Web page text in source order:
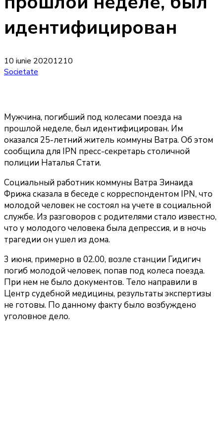
идентифицирован
10 iunie 20201210
Societate
Мужчина, погибший под колесами поезда на
прошлой неделе, был идентифицирован. Им
оказался 25-летний житель коммуны Ватра. Об этом
сообщила для IPN пресс-секретарь столичной
полиции Наталья Стати.
Социальный работник коммуны Ватра Зинаида
Фрижа сказала в беседе с корреспондентом IPN, что
молодой человек не состоял на учете в социальной
службе. Из разговоров с родителями стало известно,
что у молодого человека была депрессия, и в ночь
трагедии он ушел из дома.
3 июня, примерно в 02.00, возле станции Гидигич
погиб молодой человек, попав под колеса поезда.
При нем не было документов. Тело направили в
Центр судебной медицины, результаты экспертизы
не готовы. По данному факту было возбуждено
уголовное дело.